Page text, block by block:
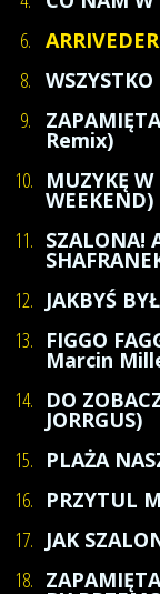
6.
8.
9.
Remix)
10. MUZYKĘ
WEEKEND)
11. SZALONA!
12. JAKBYŚ
13. FIGGO
Marcin
14. DO
JORRGUS)
15. PLAŻA
16. PRZYTUL
17. JAK
18.